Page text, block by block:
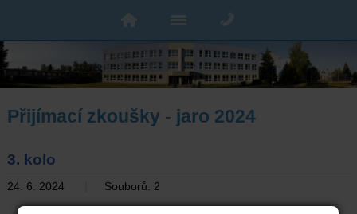
Přijímací zkoušky - jaro 2024
3. kolo
24. 6. 2024 Souborů: 2